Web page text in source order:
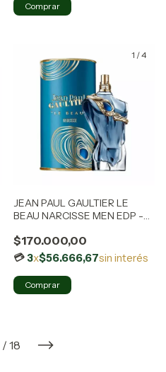
Comprar
1 /4
JEAN PAUL GAULTIER LE
BEAU NARCISSE MEN EDP -
$170.000,00
3x$56.666,67sin interés
/ 18